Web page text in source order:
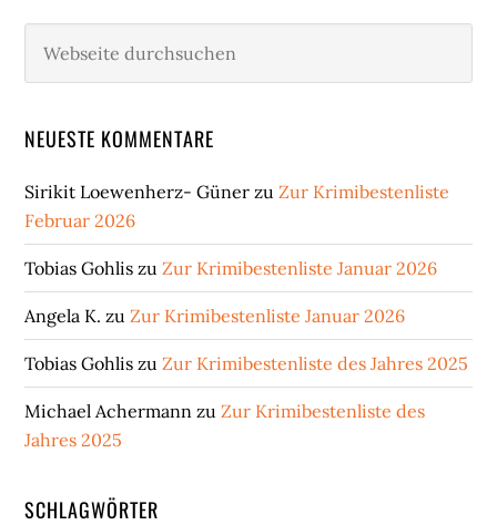
durchsuchen
NEUESTE KOMMENTARE
Sirikit Loewenherz- Güner zuZur Krimibestenliste
Februar 2026
Tobias Gohlis zuZur Krimibestenliste Januar 2026
Angela K. zuZur Krimibestenliste Januar 2026
Tobias Gohlis zuZur Krimibestenliste des Jahres 2025
Michael Achermann zuZur Krimibestenliste des
Jahres 2025
SCHLAGWÖRTER